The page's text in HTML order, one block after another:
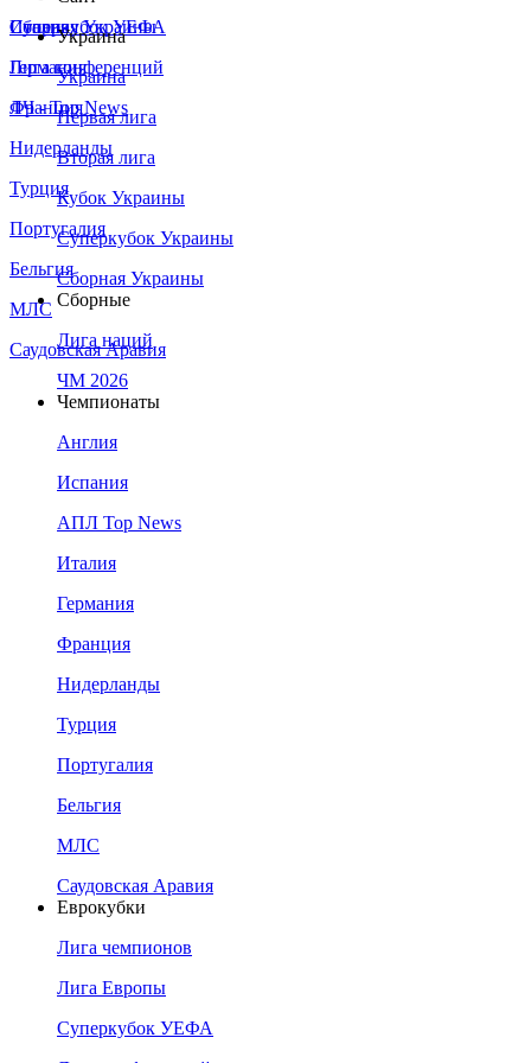
Сборная Украины
Италия
Германия
Франция
Нидерланды
Турция
Португалия
Бельгия
МЛС
Саудовская Аравия
Суперкубок УЕФА
Лига конференций
ЛЧ - Top News
Украина
Украина
Первая лига
Вторая лига
Кубок Украины
Суперкубок Украины
Сборная Украины
Сборные
Лига наций
ЧМ 2026
Чемпионаты
Англия
Испания
АПЛ Top News
Италия
Германия
Франция
Нидерланды
Турция
Португалия
Бельгия
МЛС
Саудовская Аравия
Еврокубки
Лига чемпионов
Лига Европы
Суперкубок УЕФА